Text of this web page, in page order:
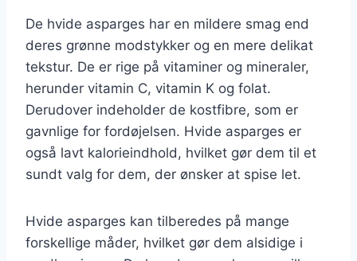
De hvide asparges har en mildere smag end
deres grønne modstykker og en mere delikat
tekstur. De er rige på vitaminer og mineraler,
herunder vitamin C, vitamin K og folat.
Derudover indeholder de kostfibre, som er
gavnlige for fordøjelsen. Hvide asparges er
også lavt kalorieindhold, hvilket gør dem til et
sundt valg for dem, der ønsker at spise let.
Hvide asparges kan tilberedes på mange
forskellige måder, hvilket gør dem alsidige i